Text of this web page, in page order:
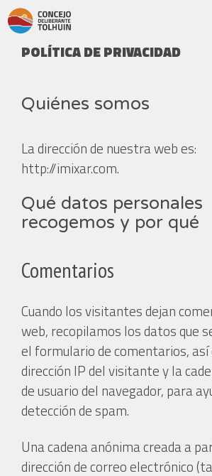
POLÍTICA DE PRIVACIDAD
Quiénes somos
La dirección de nuestra web es:
http://imixar.com.
Qué datos personales
recogemos y por qué
Comentarios
Cuando los visitantes dejan
web, recopilamos los datos que
el formulario de comentarios, así
dirección IP del visitante y la
de usuario del navegador, para
detección de spam.
Una cadena anónima creada a
dirección de correo electrónico